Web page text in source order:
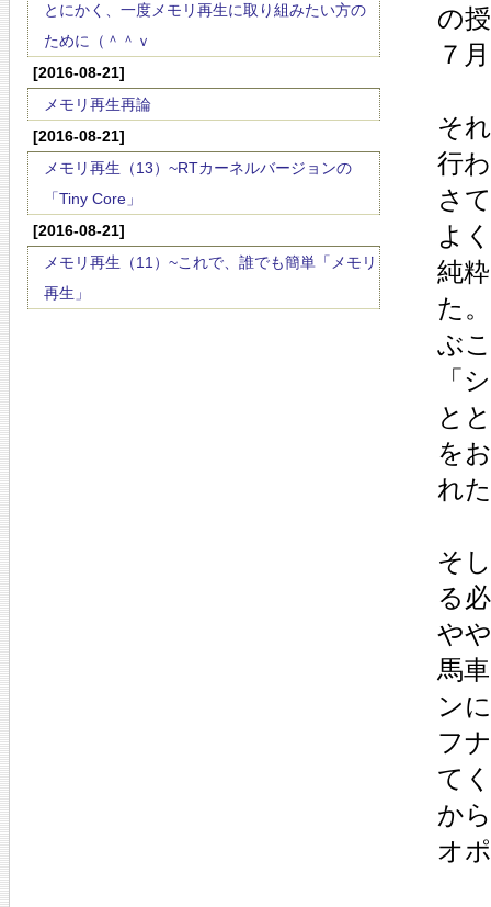
とにかく、一度メモリ再生に取り組みたい方の
ために（＾＾ｖ
[2016-08-21]
メモリ再生再論
[2016-08-21]
メモリ再生（13）~RTカーネルバージョンの
「Tiny Core」
[2016-08-21]
メモリ再生（11）~これで、誰でも簡単「メモリ
再生」
の
７
そ
行
さ
よ
純
た
ぶ
「
と
を
れ
そ
る
や
馬
ン
フ
て
か
オ